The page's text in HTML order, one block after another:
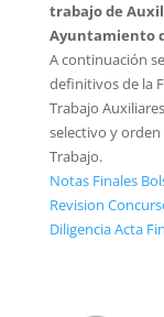
trabajo de
Ayuntamiento
A continuación
definitivos de la
Trabajo
selectivo y
Trabajo.
Notas Finales
Revision
Diligencia Acta